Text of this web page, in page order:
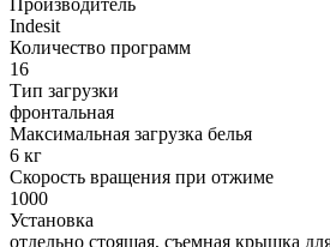
Indesit
Количество программ
16
Тип загрузки
фронтальная
Максимальная загрузка белья
6 кг
Скорость вращения при отжиме
1000
Установка
отдельно стоящая, съемная крышка